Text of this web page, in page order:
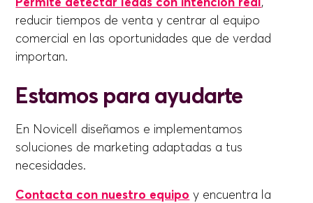
reducir tiempos de venta y centrar al equipo
comercial en las oportunidades que de verdad
importan.
Estamos para ayudarte
En Novicell diseñamos e implementamos
soluciones de marketing adaptadas a tus
necesidades.
Contacta con nuestro equipo y encuentra la